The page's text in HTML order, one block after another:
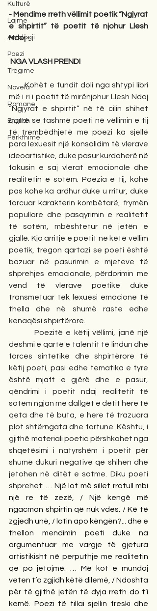
Kulturë
Lajme
Antologji
Poezi
Tregime
Novela
Romane
English
Përkthime
- Mendime rreth vëllimit poetik “Ngjyrat
e shpirtit” të poetit të njohur Llesh
Ndoj -
NGA VLASH PRENDI
Kohët e fundit doli nga shtypi libri
më i ri i poetit të mirënjohur Llesh Ndoj
“Ngjyrat e shpirtit” në të cilin shihet
qartë se tashmë poeti në vëllimin e tij
të trembëdhjetë me poezi ka sjellë
para lexuesit një konsolidim të vlerave
ideoartistike, duke pasur kurdoherë në
fokusin e saj vlerat emocionale dhe
realitetin e sotëm. Poezia e tij, kohë
pas kohe ka ardhur duke u rritur, duke
forcuar karakterin kombëtarë, frymën
popullore dhe pasqyrimin e realitetit
të sotëm, mbështetur në jetën e
gjallë. Kjo arritje e poetit në këtë vëllim
poetik, tregon qartazi se poeti është
bazuar në pasurimin e mjeteve të
shprehjes emocionale, përdorimin me
vend të vlerave poetike duke
transmetuar tek lexuesi emocione të
thella dhe në shumë raste edhe
kenaqësi shpirtërore.
Poezitë e këtij vëllimi, janë një
deshmi e qartë e talentit të lindun dhe
forces sintetike dhe shpirtërore të
këtij poeti, pasi edhe tematika e tyre
është mjaft e gjërë dhe e pasur,
qëndrimi i poetit ndaj realitetit të
sotëm ngjan me dallgët e detit here të
qeta dhe të buta, e here të trazuara
plot shtërngata dhe fortune. Kështu, i
gjithë materiali poetic përshkohet nga
shqetësimi i natyrshëm i poetit për
shumë dukuri negative që shihen dhe
jetohen në ditët e sotme. Diku poeti
shprehet: … Një lot më sillet rrotull mbi
një re të zezë, / Një kengë më
ngacmon shpirtin që nuk vdes. / Kë të
zgjedh unë, / lotin apo këngën?... dhe e
thellon mendimin poeti duke na
argumentuar me vargje të gjetura
artistikisht në perputhje me realitetin
qe po jetojmë: … Më kot e mundoj
veten t’a zgjidh këtë dilemë, / Ndoshta
për të gjithë jetën të dyja rreth do t’i
kemë. Poezi të tillai sjellin freski dhe